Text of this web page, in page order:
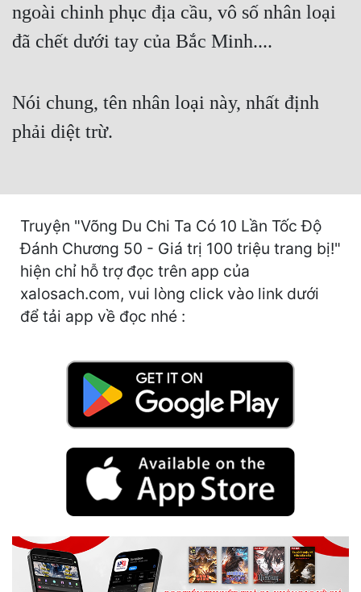
Góc Nhìn Nam
Huyền Huyễn
Huyền Nghi
Hài Hước
Hệ Thống
Học Đường
Khoa Huyễn
Khoa Huyễn Không Gian
Lịch Sử
Mưu Mô
ngoài chinh phục địa cầu, vô số nhân loại
đã chết dưới tay của Bắc Minh....
Nói chung, tên nhân loại này, nhất định
phải diệt trừ.
Truyện "Võng Du Chi Ta Có 10 Lần Tốc Độ
Đánh Chương 50 - Giá trị 100 triệu trang bị!"
hiện chỉ hỗ trợ đọc trên app của
xalosach.com, vui lòng click vào link dưới
để tải app về đọc nhé :